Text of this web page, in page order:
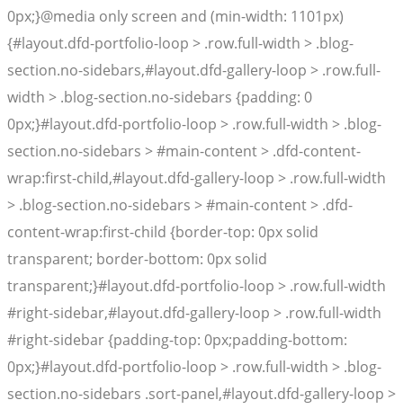
0px;}@media only screen and (min-width: 1101px)
{#layout.dfd-portfolio-loop > .row.full-width > .blog-
section.no-sidebars,#layout.dfd-gallery-loop > .row.full-
width > .blog-section.no-sidebars {padding: 0
0px;}#layout.dfd-portfolio-loop > .row.full-width > .blog-
section.no-sidebars > #main-content > .dfd-content-
wrap:first-child,#layout.dfd-gallery-loop > .row.full-width
> .blog-section.no-sidebars > #main-content > .dfd-
content-wrap:first-child {border-top: 0px solid
transparent; border-bottom: 0px solid
transparent;}#layout.dfd-portfolio-loop > .row.full-width
#right-sidebar,#layout.dfd-gallery-loop > .row.full-width
#right-sidebar {padding-top: 0px;padding-bottom:
0px;}#layout.dfd-portfolio-loop > .row.full-width > .blog-
section.no-sidebars .sort-panel,#layout.dfd-gallery-loop >